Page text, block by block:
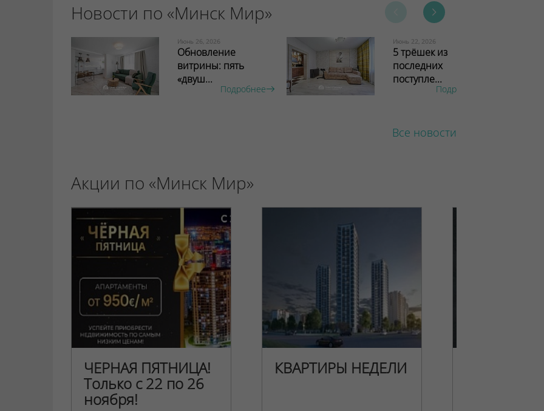
Новости по «Минск Мир»
Июнь 26, 2026
Обновление
витрины: пять
«двуш...
Подробнее
Июнь 22, 2026
5 трёшек из
последних
поступле...
Подробнее
Все новости
Акции по «Минск Мир»
ЧЕРНАЯ ПЯТНИЦА!
Только с 22 по 26
ноября!
КВАРТИРЫ НЕДЕЛИ